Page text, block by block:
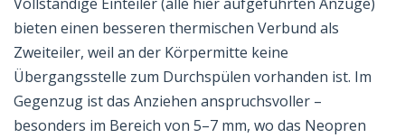
bieten einen besseren thermischen Verbund als
Zweiteiler, weil an der Körpermitte keine
Übergangsstelle zum Durchspülen vorhanden ist. Im
Gegenzug ist das Anziehen anspruchsvoller –
besonders im Bereich von 5–7 mm, wo das Neopren